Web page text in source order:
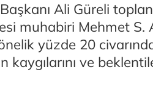
Ali Güreli
muhabiri Mehmet S.
yüzde 20
kaygılarını ve